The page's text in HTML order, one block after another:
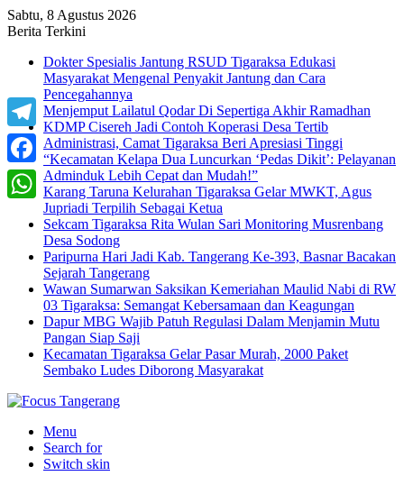
Sabtu, 8 Agustus 2026
Berita Terkini
Dokter Spesialis Jantung RSUD Tigaraksa Edukasi
Masyarakat Mengenal Penyakit Jantung dan Cara
Pencegahannya
Menjemput Lailatul Qodar Di Sepertiga Akhir Ramadhan
KDMP Cisereh Jadi Contoh Koperasi Desa Tertib
Administrasi, Camat Tigaraksa Beri Apresiasi Tinggi
“Kecamatan Kelapa Dua Luncurkan ‘Pedas Dikit’: Pelayanan
Adminduk Lebih Cepat dan Mudah!”
Karang Taruna Kelurahan Tigaraksa Gelar MWKT, Agus
Jupriadi Terpilih Sebagai Ketua
Sekcam Tigaraksa Rita Wulan Sari Monitoring Musrenbang
Desa Sodong
Paripurna Hari Jadi Kab. Tangerang Ke-393, Basnar Bacakan
Sejarah Tangerang
Wawan Sumarwan Saksikan Kemeriahan Maulid Nabi di RW
03 Tigaraksa: Semangat Kebersamaan dan Keagungan
Dapur MBG Wajib Patuh Regulasi Dalam Menjamin Mutu
Pangan Siap Saji
Kecamatan Tigaraksa Gelar Pasar Murah, 2000 Paket
Sembako Ludes Diborong Masyarakat
Menu
Search for
Switch skin
Telegram
Facebook
WhatsApp